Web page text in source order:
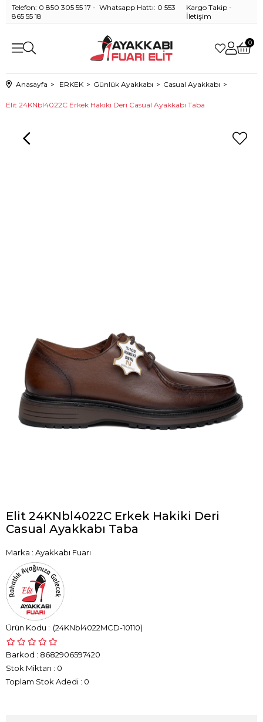
Telefon: 0 850 305 55 17 - Whatsapp Hattı: 0 553
865 55 18
Kargo Takip -
İletişim
0
Anasayfa ERKEK Günlük Ayakkabı Casual Ayakkabı
Elit 24KNbl4022C Erkek Hakiki Deri Casual Ayakkabı Taba
Elit 24KNbl4022C Erkek Hakiki Deri
Casual Ayakkabı Taba
Marka : Ayakkabı Fuarı
(24KNbl4022MCD-10110)
Barkod : 8682906597420
Stok Miktarı : 0
Toplam Stok Adedi : 0